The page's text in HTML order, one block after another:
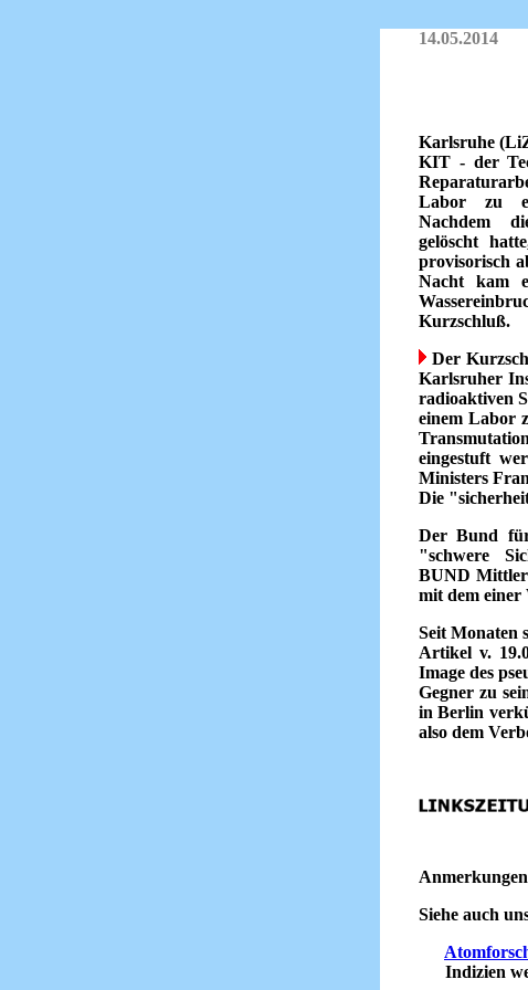
14.05.2014
Karlsruhe
KIT - der
Labor zu
Nachdem
gelöscht
provisorisch
Nacht kam
Kurzschluß.
Der
Karlsruher
radioaktiven
einem Labor
eingestuft
Ministers
Die
Der Bund
"schwere
BUND
mit dem einer
Seit Monaten
Artikel v.
Image des
Gegner zu
in Berlin
also dem
Anmerkungen
Siehe auch
Indizien